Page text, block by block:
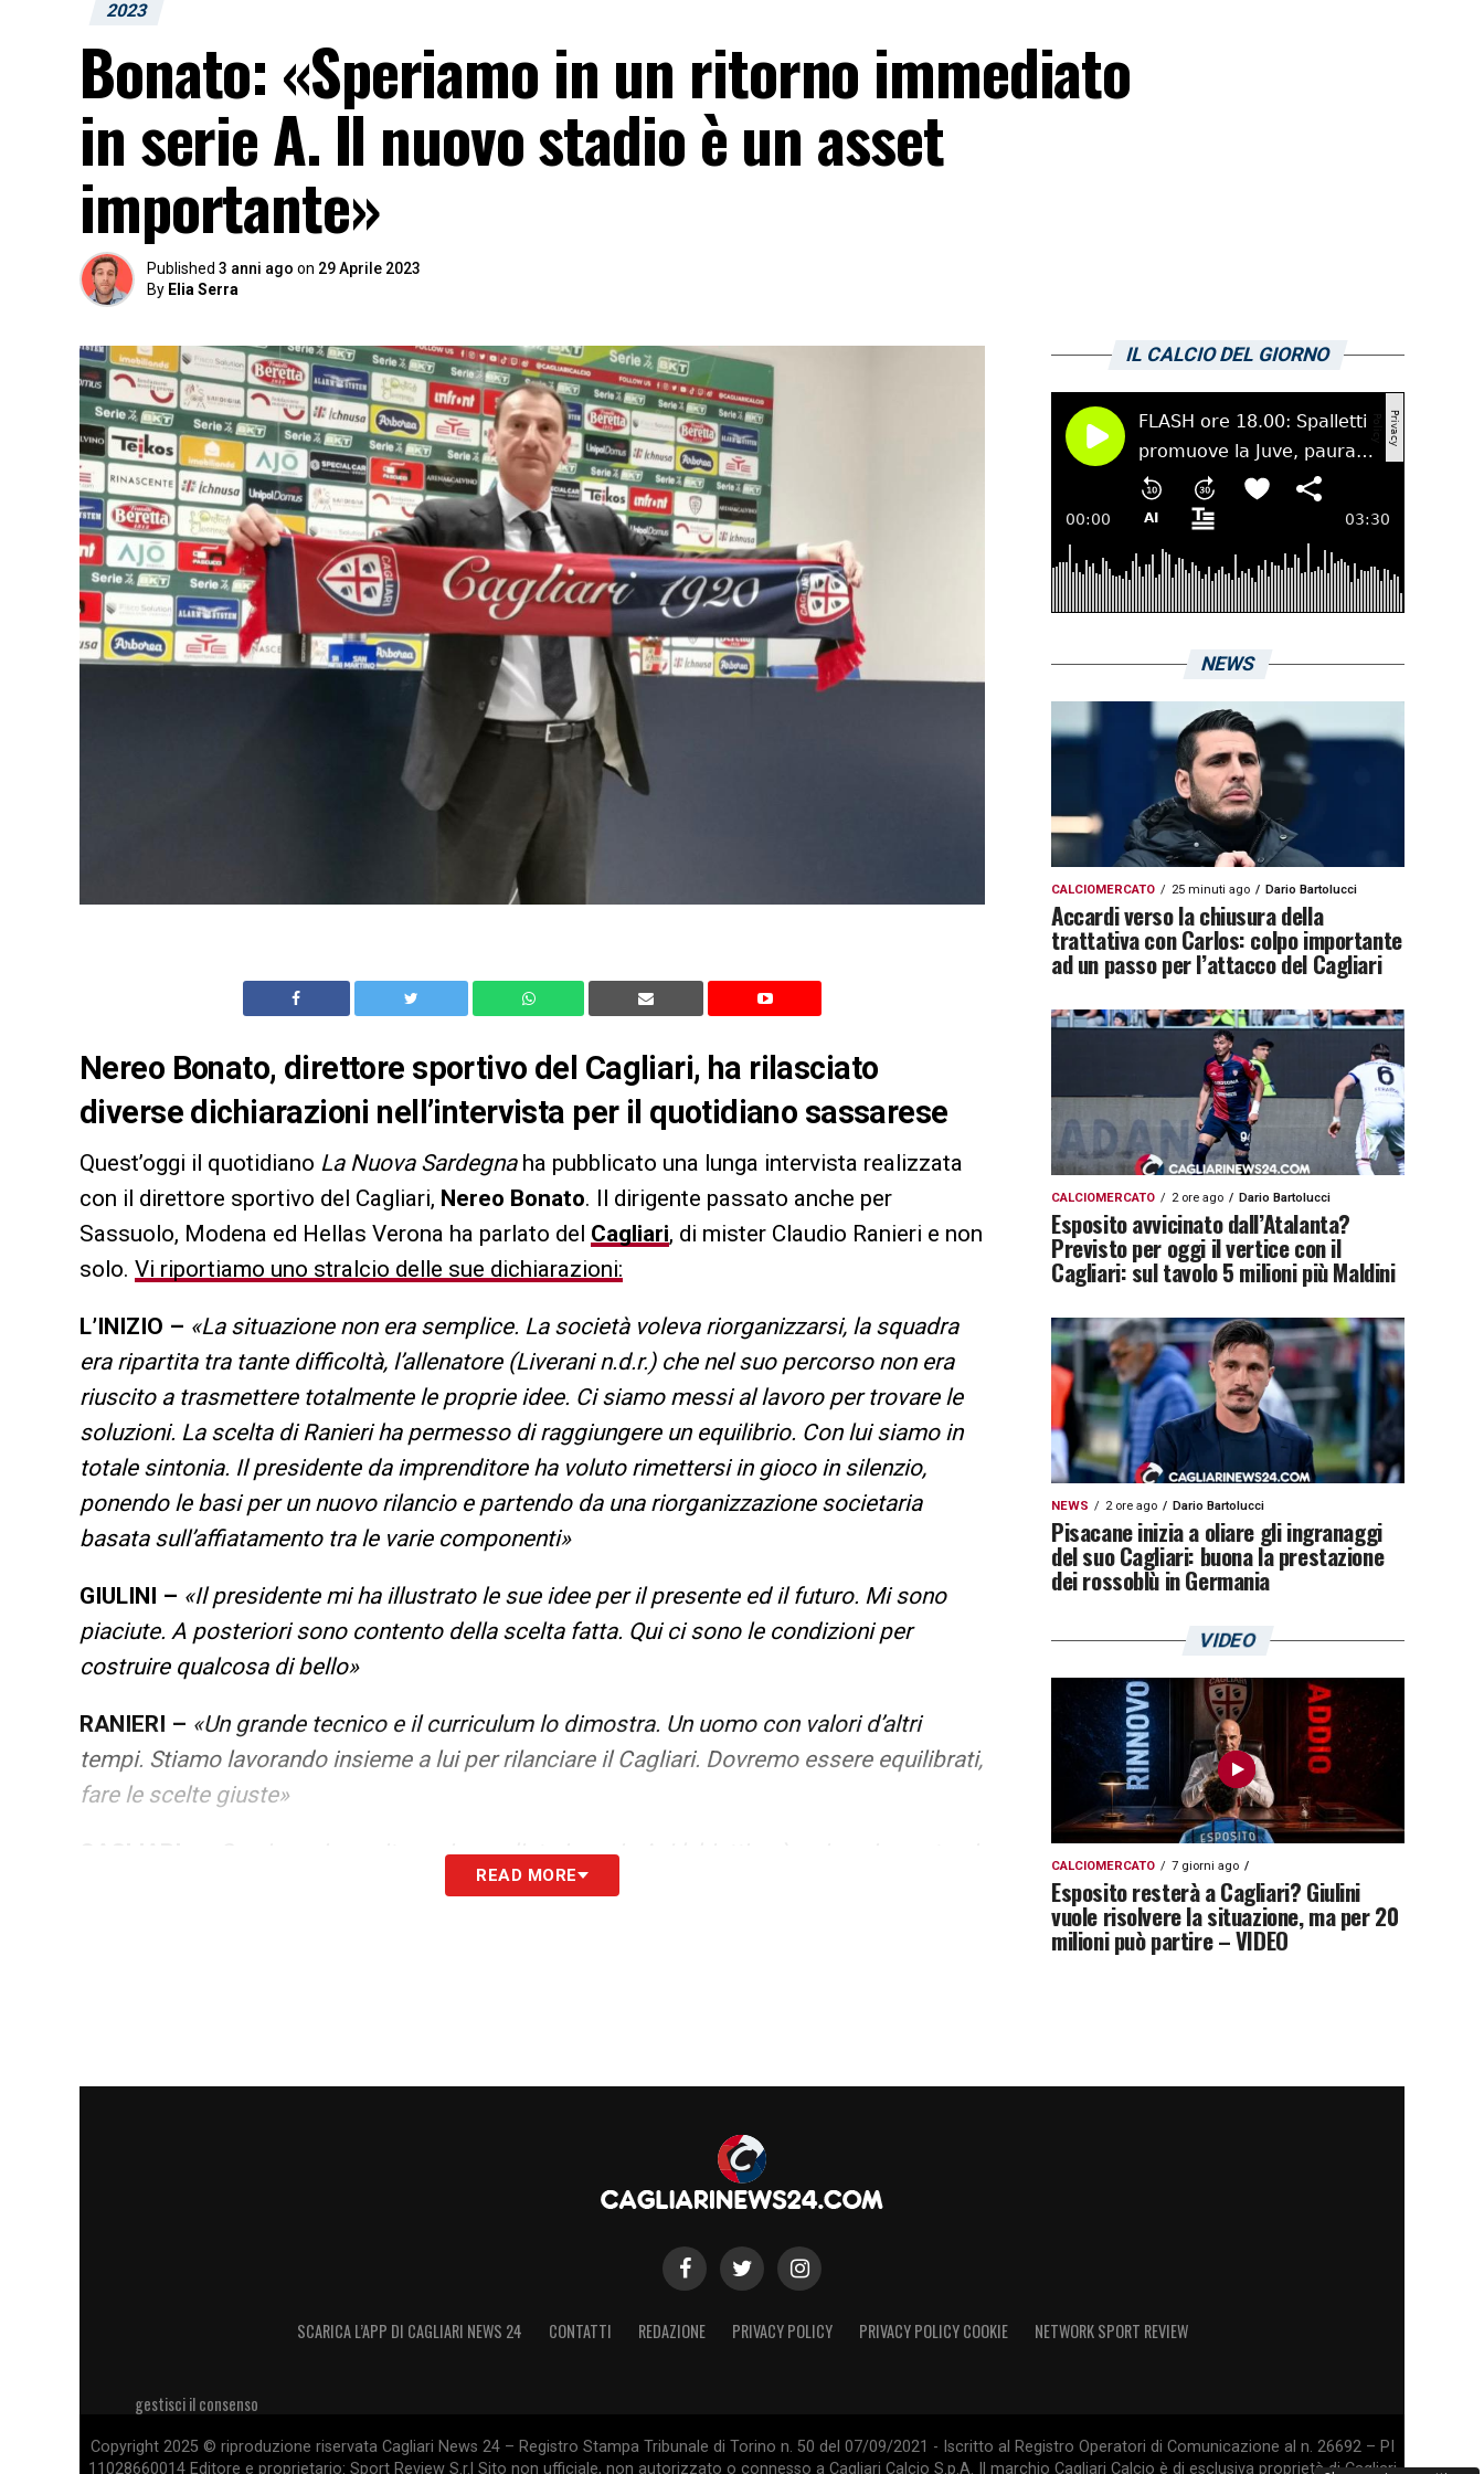
2023
Bonato: «Speriamo in un ritorno immediato
in serie A. Il nuovo stadio è un asset
importante»
Published 3 anni ago on 29 Aprile 2023
By Elia Serra
Nereo Bonato, direttore sportivo del Cagliari, ha rilasciato
diverse dichiarazioni nell’intervista per il quotidiano sassarese
Quest’oggi il quotidiano La Nuova Sardegnaha pubblicato una lunga intervista realizzata
con il direttore sportivo del Cagliari, Nereo Bonato. Il dirigente passato anche per
Sassuolo, Modena ed Hellas Verona ha parlato del Cagliari, di mister Claudio Ranieri e non
solo. Vi riportiamo uno stralcio delle sue dichiarazioni:
L’INIZIO – «La situazione non era semplice. La società voleva riorganizzarsi, la squadra
era ripartita tra tante difficoltà, l’allenatore (Liverani n.d.r.) che nel suo percorso non era
riuscito a trasmettere totalmente le proprie idee. Ci siamo messi al lavoro per trovare le
soluzioni. La scelta di Ranieri ha permesso di raggiungere un equilibrio. Con lui siamo in
totale sintonia. Il presidente da imprenditore ha voluto rimettersi in gioco in silenzio,
ponendo le basi per un nuovo rilancio e partendo da una riorganizzazione societaria
basata sull’affiatamento tra le varie componenti»
GIULINI – «Il presidente mi ha illustrato le sue idee per il presente ed il futuro. Mi sono
piaciute. A posteriori sono contento della scelta fatta. Qui ci sono le condizioni per
costruire qualcosa di bello»
RANIERI – «Un grande tecnico e il curriculum lo dimostra. Un uomo con valori d’altri
tempi. Stiamo lavorando insieme a lui per rilanciare il Cagliari. Dovremo essere equilibrati,
fare le scelte giuste»
«Speriamo in un ritorno immediato in serie A. L’obiettivo è arrivarci e restarci
con basi solide. Il nuovo stadio è un asset importante, non solo per il club ma anche per
READ MORE
IL CALCIO DEL GIORNO
NEWS
CALCIOMERCATO 25 minuti ago Dario Bartolucci
Accardi verso la chiusura della
trattativa con Carlos: colpo importante
ad un passo per l’attacco del Cagliari
CALCIOMERCATO 2 ore ago Dario Bartolucci
Esposito avvicinato dall’Atalanta?
Previsto per oggi il vertice con il
Cagliari: sul tavolo 5 milioni più Maldini
NEWS 2 ore ago Dario Bartolucci
Pisacane inizia a oliare gli ingranaggi
del suo Cagliari: buona la prestazione
dei rossoblù in Germania
VIDEO
CALCIOMERCATO 7 giorni ago
Esposito resterà a Cagliari? Giulini
vuole risolvere la situazione, ma per 20
milioni può partire – VIDEO
SCARICA L’APP DI CAGLIARI NEWS 24 CONTATTI REDAZIONE PRIVACY POLICY PRIVACY POLICY COOKIE NETWORK SPORT REVIEW
gestisci il consenso
Copyright 2025 © riproduzione riservata Cagliari News 24 – Registro Stampa Tribunale di Torino n. 50 del 07/09/2021 - Iscritto al Registro Operatori di Comunicazione al n. 26692 – PI
11028660014 Editore e proprietario: Sport Review S.r.l Sito non ufficiale, non autorizzato o connesso a Cagliari Calcio S.p.A. Il marchio Cagliari Calcio è di esclusiva proprietà di Cagliari